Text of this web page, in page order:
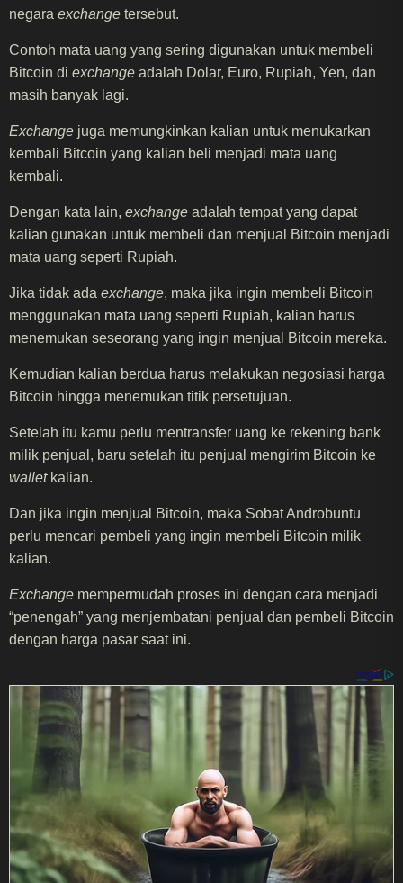
negara exchange tersebut.
Contoh mata uang yang sering digunakan untuk membeli
Bitcoin di exchange adalah Dolar, Euro, Rupiah, Yen, dan
masih banyak lagi.
Exchange juga memungkinkan kalian untuk menukarkan
kembali Bitcoin yang kalian beli menjadi mata uang
kembali.
Dengan kata lain, exchange adalah tempat yang dapat
kalian gunakan untuk membeli dan menjual Bitcoin menjadi
mata uang seperti Rupiah.
Jika tidak ada exchange, maka jika ingin membeli Bitcoin
menggunakan mata uang seperti Rupiah, kalian harus
menemukan seseorang yang ingin menjual Bitcoin mereka.
Kemudian kalian berdua harus melakukan negosiasi harga
Bitcoin hingga menemukan titik persetujuan.
Setelah itu kamu perlu mentransfer uang ke rekening bank
milik penjual, baru setelah itu penjual mengirim Bitcoin ke
walletkalian.
Dan jika ingin menjual Bitcoin, maka Sobat Androbuntu
perlu mencari pembeli yang ingin membeli Bitcoin milik
kalian.
Exchange mempermudah proses ini dengan cara menjadi
“penengah” yang menjembatani penjual dan pembeli Bitcoin
dengan harga pasar saat ini.